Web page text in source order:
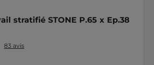
stratifié STONE P.65 x Ep.38
83 avis